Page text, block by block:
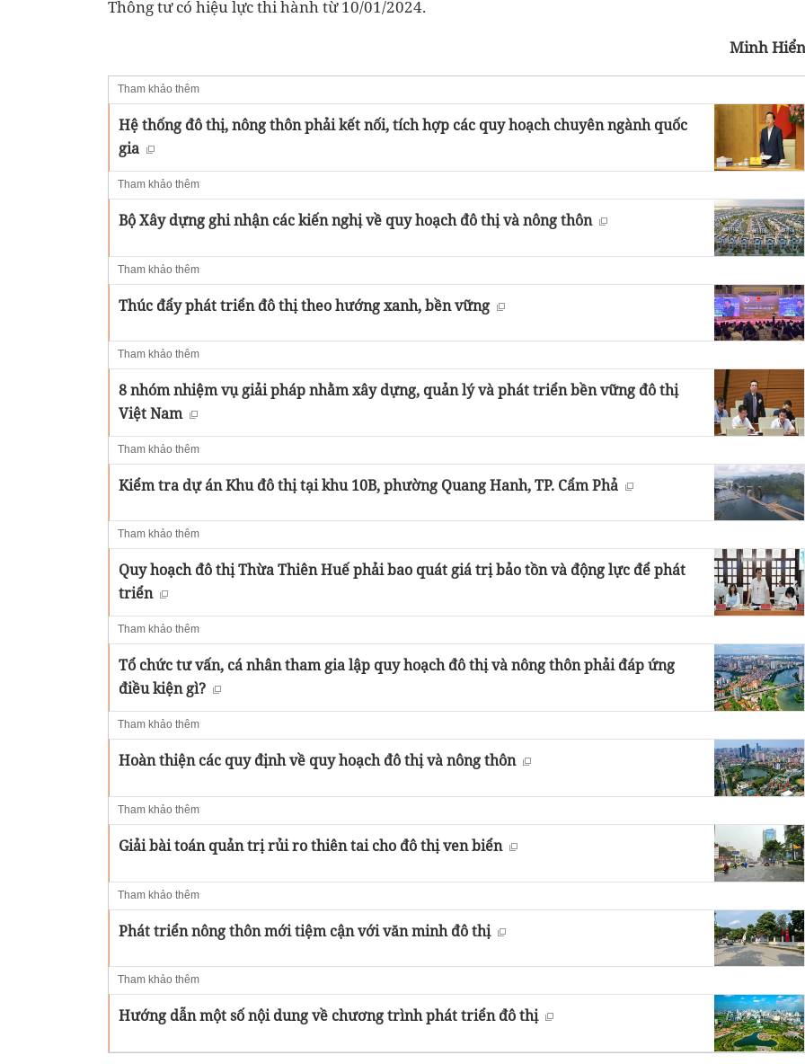
Thông tư có hiệu lực thi hành từ 10/01/2024.
Minh Hiển
Tham khảo thêm
Hệ thống đô thị, nông thôn phải kết nối, tích hợp các quy hoạch chuyên ngành quốc
gia
Tham khảo thêm
Bộ Xây dựng ghi nhận các kiến nghị về quy hoạch đô thị và nông thôn
Tham khảo thêm
Thúc đẩy phát triển đô thị theo hướng xanh, bền vững
Tham khảo thêm
8 nhóm nhiệm vụ giải pháp nhằm xây dựng, quản lý và phát triển bền vững đô thị
Việt Nam
Tham khảo thêm
Kiểm tra dự án Khu đô thị tại khu 10B, phường Quang Hanh, TP. Cẩm Phả
Tham khảo thêm
Quy hoạch đô thị Thừa Thiên Huế phải bao quát giá trị bảo tồn và động lực để phát
triển
Tham khảo thêm
Tổ chức tư vấn, cá nhân tham gia lập quy hoạch đô thị và nông thôn phải đáp ứng
điều kiện gì?
Tham khảo thêm
Hoàn thiện các quy định về quy hoạch đô thị và nông thôn
Tham khảo thêm
Giải bài toán quản trị rủi ro thiên tai cho đô thị ven biển
Tham khảo thêm
Phát triển nông thôn mới tiệm cận với văn minh đô thị
Tham khảo thêm
Hướng dẫn một số nội dung về chương trình phát triển đô thị